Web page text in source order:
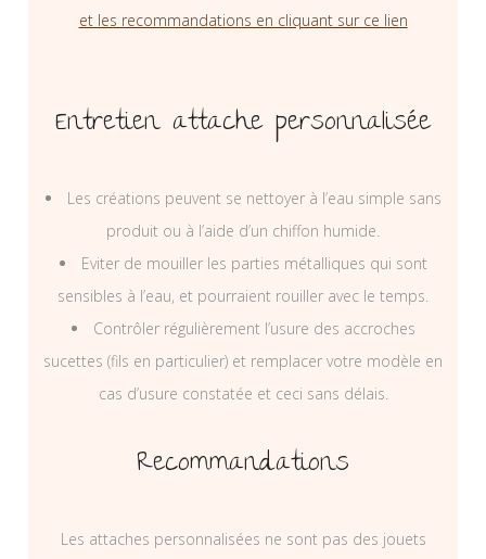
et les recommandations en cliquant sur ce lien
Entretien attache personnalisée
Les créations peuvent se nettoyer à l’eau simple sans
produit ou à l’aide d’un chiffon humide.
Eviter de mouiller les parties métalliques qui sont
sensibles à l’eau, et pourraient rouiller avec le temps.
Contrôler régulièrement l’usure des accroches
sucettes (fils en particulier) et remplacer votre modèle en
cas d’usure constatée et ceci sans délais.
Recommandations
Les attaches personnalisées ne sont pas des jouets